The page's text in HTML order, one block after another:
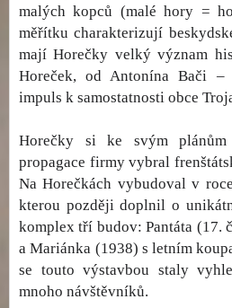
malých kopců (malé hory =
měřítku charakterizují
mají Horečky velký význam
Horeček, od Antonína Bači –
impuls k samostatnosti obce
Horečky si ke svým
propagace firmy vybral
Na Horečkách vybudoval v
kterou později doplnil o
komplex tří budov: Pantáta (17.
a Mariánka (1938) s letním
se touto výstavbou staly
mnoho návštěvníků.